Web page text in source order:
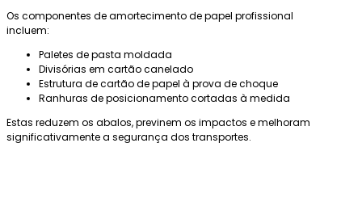
Os componentes de amortecimento de papel profissional
incluem:
Paletes de pasta moldada
Divisórias em cartão canelado
Estrutura de cartão de papel à prova de choque
Ranhuras de posicionamento cortadas à medida
Estas reduzem os abalos, previnem os impactos e melhoram
significativamente a segurança dos transportes.